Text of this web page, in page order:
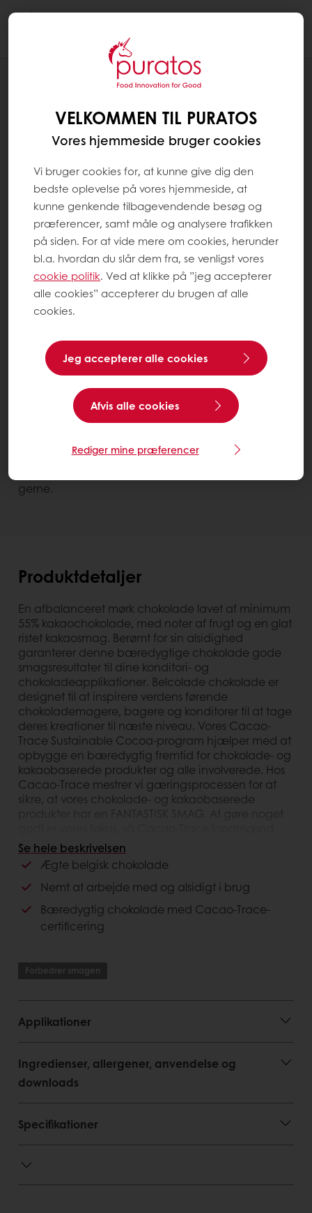
Forbedrer smagen
Belcolade Selection Noir Cacao-
Trace Chocolate
Bag 15 kg
Kontakt os
gerne.
Produktdetaljer
En afbalanceret mørk chokolade lavet af minimum
55% kakaochokolade, med noter af frugt og en glat
ristet kakaosmag. Berømt for sin alsidighed
garanterer denne bæredygtige chokolade gode
smagsresultater til dine konditori- og
chokoladeapplikationer. Belcolade chokolade er
designet til at inspirere verdens førende
chokolademagere, bagere og konditorer til at tage
deres kreationer til næste niveau. Vores Cacao-
Trace Sustainable Cocoa-program hjælper med at
opbygge en bæredygtig fremtid for chokolade- og
kakaobaserede produkter og alle involverede. Hos
Cacao-Trace mestrer vi gæringsprocessen for at
sikre, at vores chokolade- og kakaobaserede
produkter har en FANTASTISK SMAG. At gøre noget
nyder godt af den værdi, de skaber.
Kunde fordele
Belgisk oprindelse
Kun til professionel brug
Høj kvalitet og smag med naturlig chokolade
profesionelle
Tilgængelig i mørk, mælk og hvid chokolade
Forbruger fordele
Unik og fantastisk smag
Bæredygtig chokolade
Se hele beskrivelsen
Ægte belgisk chokolade
Nemt at arbejde med og alsidigt i brug
Bæredygtig chokolade med Cacao-Trace-
certificering
Forbedrer smagen
Applikationer
Ingredienser, allergener, anvendelse og
downloads
Specifikationer
VELKOMMEN TIL PURATOS
Vores hjemmeside bruger cookies
Vi bruger cookies for, at kunne give dig den
bedste oplevelse på vores hjemmeside, at
kunne genkende tilbagevendende besøg og
præferencer, samt måle og analysere trafikken
på siden. For at vide mere om cookies, herunder
bl.a. hvordan du slår dem fra, se venligst vores
cookie politik. Ved at klikke på ”jeg accepterer
alle cookies” accepterer du brugen af alle
cookies.
Jeg accepterer alle cookies
Afvis alle cookies
Rediger mine præferencer